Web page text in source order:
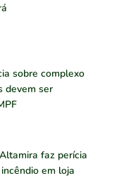
sobre complexo
devem ser
faz perícia
em loja